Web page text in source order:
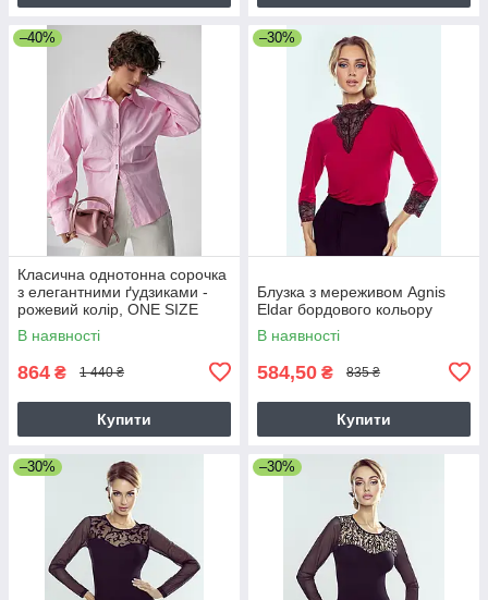
–40%
Класична однотонна сорочка
з елегантними ґудзиками -
рожевий колір, ONE SIZE
В наявності
864 ₴ 1 440 ₴
Купити
–30%
Блузка з мереживом Agnis
Eldar бордового кольору
В наявності
584,50 ₴ 835 ₴
Купити
–30% –30%